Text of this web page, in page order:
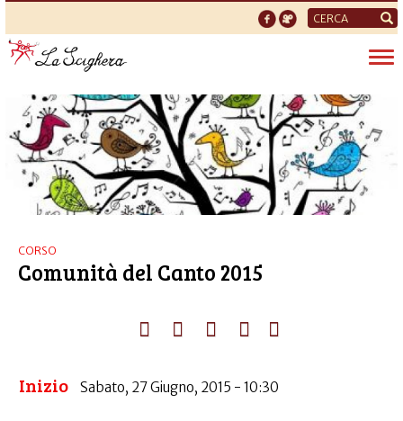
Form
di
ricerca
CORSO
Comunità del Canto 2015
Inizio Sabato, 27 Giugno, 2015 - 10:30